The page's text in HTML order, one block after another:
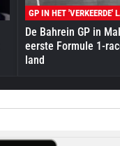
GP IN HET 'VERKEERDE'
De Bahrein GP in
eerste Formule 1-
land